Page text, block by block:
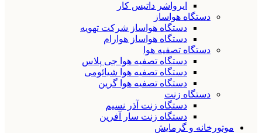
ایرواشر داتیس کار
دستگاه هواساز
دستگاه هواساز شرکت تهویه
دستگاه هواساز هوارام
دستگاه تصفیه هوا
دستگاه تصفیه هوا جی پلاس
دستگاه تصفیه هوا شیائومی
دستگاه تصفیه هوا گرین
دستگاه زنت
دستگاه زنت آذر نسیم
دستگاه زنت سار آفرین
موتورخانه و گرمایش